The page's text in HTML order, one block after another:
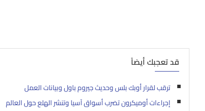
قد تعجبك أيضاً
ترقب لقرار أوبك بلس وحديث جيروم باول وبيانات العمل
إجراءات أوميكرون تضرب أسواق آسيا وتنشر الهلع حول العالم